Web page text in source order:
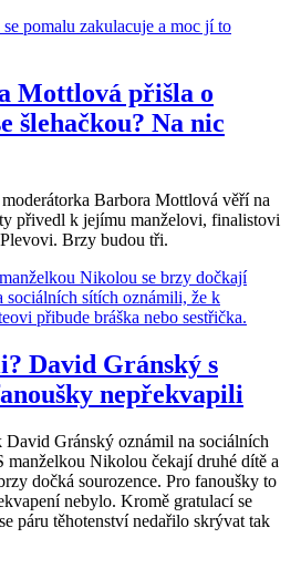
Mottlová přišla o
šlehačkou? Na nic
Barbora Mottlová věří na
přivedl k jejímu manželovi, finalistovi
Brzy budou tři.
David Gránský s
nepřekvapili
David Gránský oznámil na sociálních
manželkou Nikolou čekají druhé dítě a
dočká sourozence. Pro fanoušky to
nebylo. Kromě gratulací se
páru těhotenství nedařilo skrývat tak